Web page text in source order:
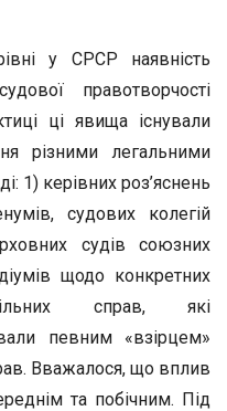
у СРСР наявність
правотворчості
ці явища існували
різними легальними
1) керівних роз’яснень
судових колегій
судів союзних
щодо конкретних
справ, які
певним «взірцем»
Вважалося, що вплив
та побічним. Під